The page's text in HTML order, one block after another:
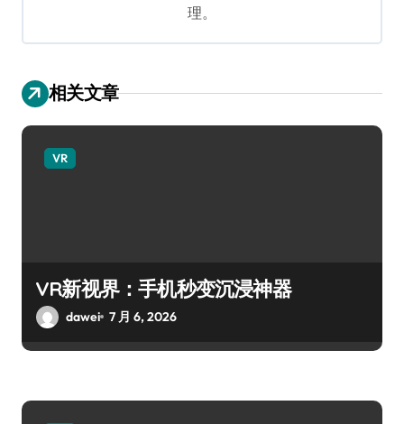
理。
相关文章
VR
VR新视界：手机秒变沉浸神器
dawei 7 月 6, 2026